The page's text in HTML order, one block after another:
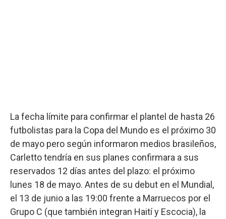
La fecha límite para confirmar el plantel de hasta 26
futbolistas para la Copa del Mundo es el próximo 30
de mayo pero según informaron medios brasileños,
Carletto tendría en sus planes confirmara a sus
reservados 12 días antes del plazo: el próximo
lunes 18 de mayo. Antes de su debut en el Mundial,
el 13 de junio a las 19:00 frente a Marruecos por el
Grupo C (que también integran Haití y Escocia), la